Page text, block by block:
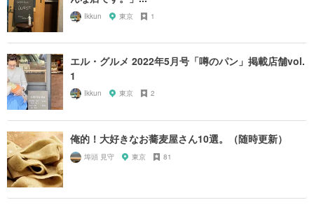
Ikkun 東京 1
エル・グルメ 2022年5月号「噂のパン」掲載店舗vol.
1
Ikkun 東京 2
俺的！大好きなお蕎麦屋さん10選。（随時更新）
埠頭 見守 東京 81